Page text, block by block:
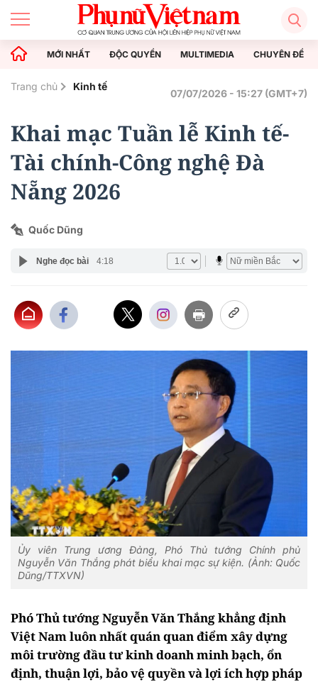
MỚI NHẤT ĐỘC QUYỀN MULTIMEDIA CHUYÊN ĐỀ
Trang chủ Kinh tế
07/07/2026 - 15:27 (GMT+7)
Khai mạc Tuần lễ Kinh tế-
Tài chính-Công nghệ Đà
Nẵng 2026
Quốc Dũng
Nghe đọc bài 4:18
Ủy viên Trung ương Đảng, Phó Thủ tướng Chính phủ
Nguyễn Văn Thắng phát biểu khai mạc sự kiện. (Ảnh: Quốc
Dũng/TTXVN)
Phó Thủ tướng Nguyễn Văn Thắng khẳng định
Việt Nam luôn nhất quán quan điểm xây dựng
môi trường đầu tư kinh doanh minh bạch, ổn
định, thuận lợi, bảo vệ quyền và lợi ích hợp pháp